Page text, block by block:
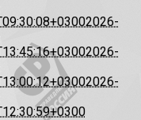
2026-
2026-
2026-